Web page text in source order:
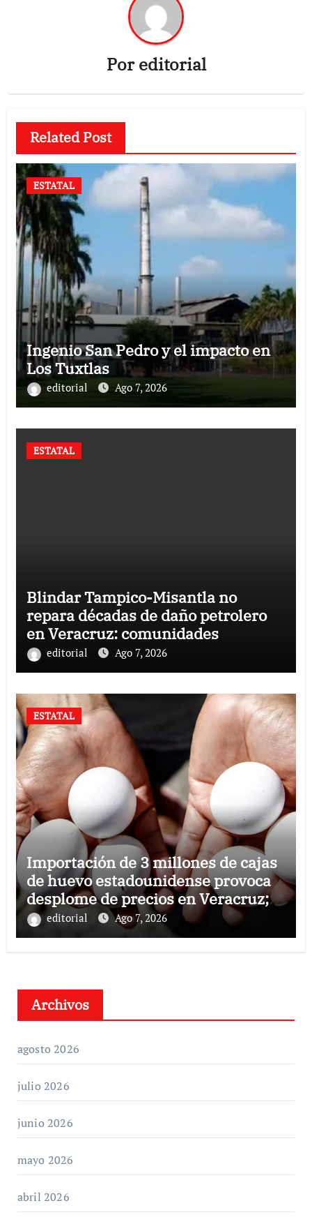
Poreditorial
Related Post
ESTATAL
Ingenio San Pedro y el impacto en
Los Tuxtlas
editorial Ago 7, 2026
ESTATAL
Blindar Tampico-Misantla no
repara décadas de daño petrolero
en Veracruz: comunidades
editorial Ago 7, 2026
ESTATAL
Importación de 3 millones de cajas
de huevo estadounidense provoca
desplome de precios en Veracruz;
llaman a consumir local
editorial Ago 7, 2026
Archivos
agosto 2026
julio 2026
junio 2026
mayo 2026
abril 2026